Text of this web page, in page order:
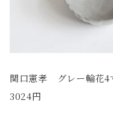
関口憲孝 グレー輪
3024円